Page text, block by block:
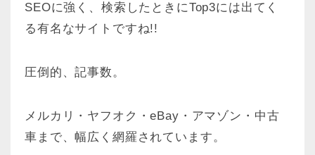
SEOに強く、検索したときにTop3には出てく
る有名なサイトですね!!
圧倒的、記事数。
メルカリ・ヤフオク・eBay・アマゾン・中古
車まで、幅広く網羅されています。